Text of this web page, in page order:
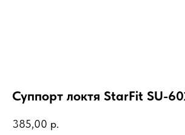
Суппорт локтя StarFit SU-
385,00 р.